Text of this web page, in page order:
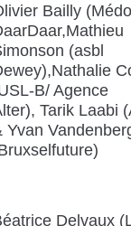
Bailly
(asbl
B/ Agence
Tarik Laabi
Yvan
Delvaux